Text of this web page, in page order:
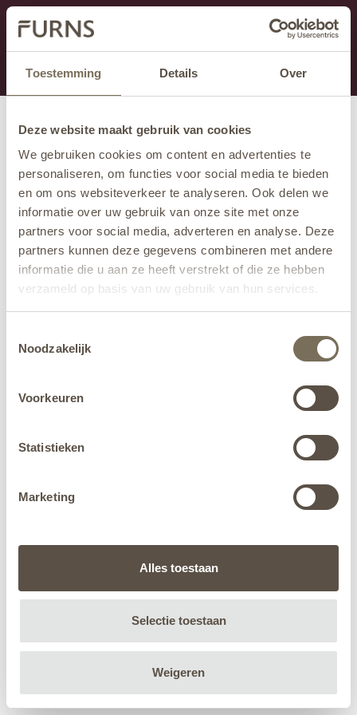
Toestemming Details Over
Deze website maakt gebruik van cookies
We gebruiken cookies om content en advertenties te
personaliseren, om functies voor social media te bieden
en om ons websiteverkeer te analyseren. Ook delen we
informatie over uw gebruik van onze site met onze
partners voor social media, adverteren en analyse. Deze
partners kunnen deze gegevens combineren met andere
informatie die u aan ze heeft verstrekt of die ze hebben
verzameld op basis van uw gebruik van hun services.
jehier.
Noodzakelijk
Voorkeuren
Statistieken
Marketing
Alles toestaan
Selectie toestaan
Weigeren
Dit onderdeel is momenteel in onderhoud.
Als je informatie mist kun je ons bellen +31 413 274
168 of mailen
info@furns.com